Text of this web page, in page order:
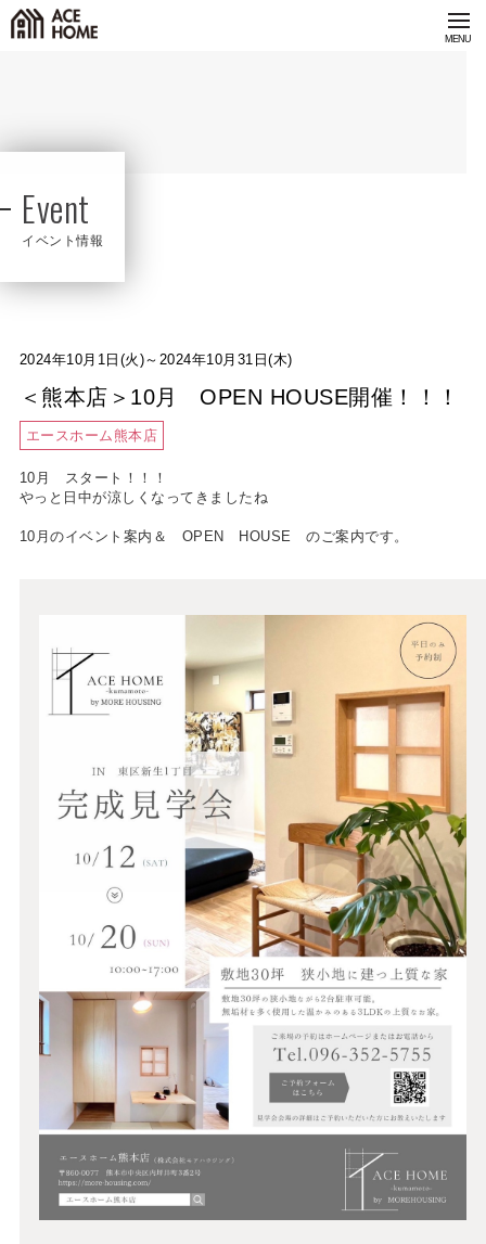
Event
イベント情報
2024年10月1日(火)～2024年10月31日(木)
＜熊本店＞10月 OPEN HOUSE開催！！！
エースホーム熊本店
10月 スタート！！！
やっと日中が涼しくなってきましたね
10月のイベント案内＆ OPEN HOUSE のご案内です。